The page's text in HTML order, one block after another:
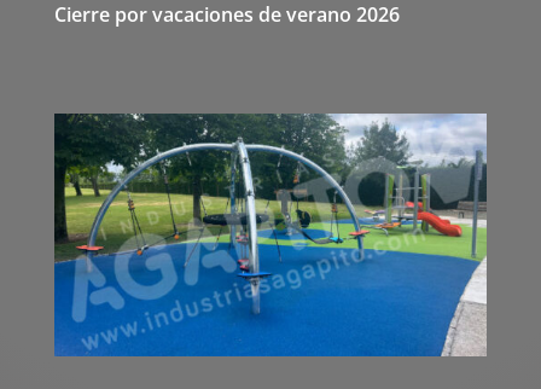
Cierre por vacaciones de verano 2026